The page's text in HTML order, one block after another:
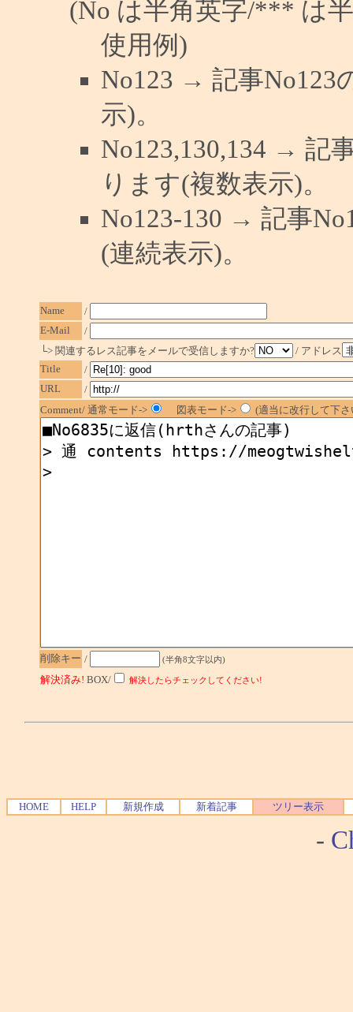
(No は半角英字/*** は
使用例)
No123 → 記事No123
示)。
No123,130,134 → 記
ります(複数表示)。
No123-130 → 記事
(連続表示)。
Name
/
E-Mail
/
└> 関連するレス記事をメールで受信しますか?
/ アドレス
Title
/
URL
/
Comment/ 通常モード->
図表モード-> (適当に改行して下
削除キー / (半角8文字以内)
解決済み! BOX/ 解決したらチェックしてください!
HOME HELP 新規作成 新着記事 ツリー表示
-